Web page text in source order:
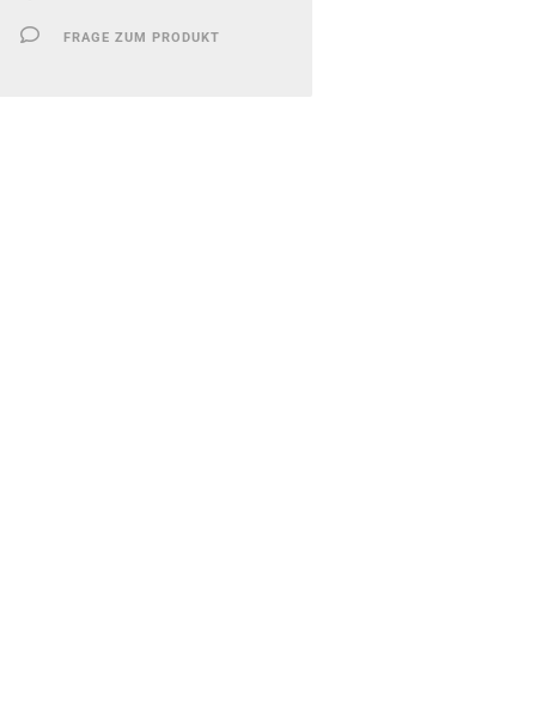
FRAGE ZUM PRODUKT